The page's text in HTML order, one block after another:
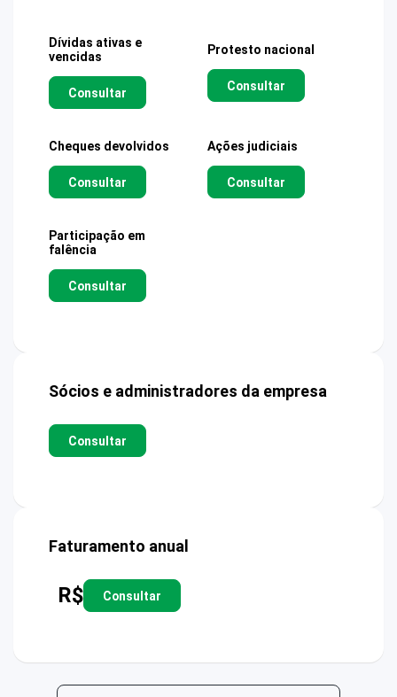
Dívidas ativas e
vencidas
Consultar
Protesto nacional
Consultar
Cheques devolvidos
Consultar
Ações judiciais
Consultar
Participação em
falência
Consultar
Sócios e administradores da empresa
Consultar
Faturamento anual
R$ Consultar